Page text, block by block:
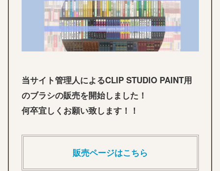
当サイト管理人によるCLIP STUDIO PAINT用
のブラシの販売を開始しました！
何卒宜しくお願い致します！！
販売ページはこちら